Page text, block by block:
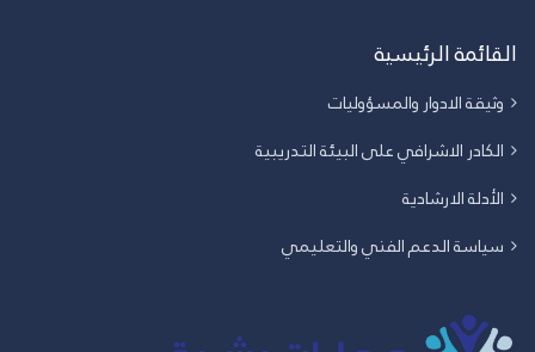
القائمة الرئيسية
وثيقة الادوار والمسؤوليات
الكادر الاشرافي على البيئة التدريبية
الأدلة الارشادية
سياسة الدعم الفني والتعليمي